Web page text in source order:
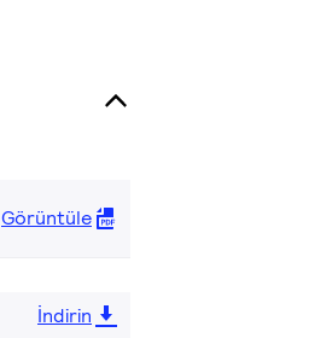
Görüntüle
İndirin